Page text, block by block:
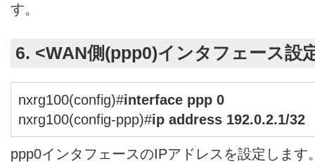
す。
6. <WAN側(ppp0)インタフェース設
nxrg100(config)#interface ppp 0
nxrg100(config-ppp)#ip address 192.0.2.1/32
ppp0インタフェースのIPアドレスを設定します